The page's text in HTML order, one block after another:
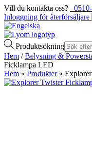
Vill du kontakta oss?
Inloggning för återförsäljare
Produktsökning
Hem /Belysning &
Ficklampa LED
Hem » Produkter»